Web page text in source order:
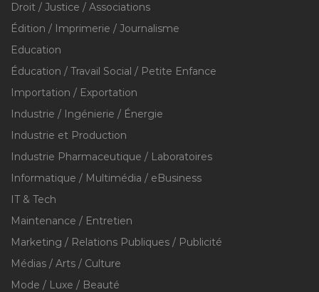
Droit / Justice / Associations
Édition / Imprimerie / Journalisme
Education
Éducation / Travail Social / Petite Enfance
Importation / Exportation
Industrie / Ingénierie / Énergie
Industrie et Production
Industrie Pharmaceutique / Laboratoires
Informatique / Multimédia / eBusiness
IT & Tech
Maintenance / Entretien
Marketing / Relations Publiques / Publicité
Médias / Arts / Culture
Mode / Luxe / Beauté